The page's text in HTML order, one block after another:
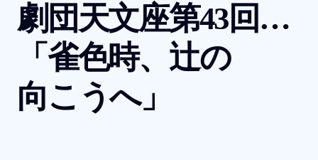
劇団天文座第43回公演
「雀色時、 辻の
向こうへ」